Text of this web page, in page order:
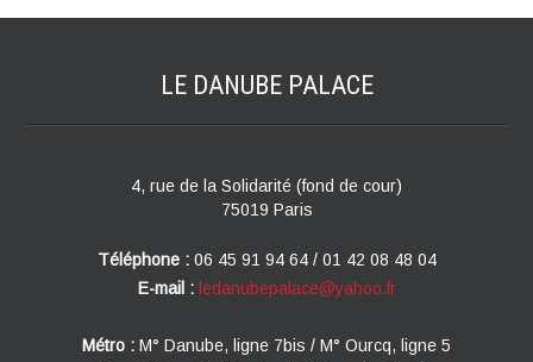
LE DANUBE PALACE
4, rue de la Solidarité (fond de cour)
75019 Paris
Téléphone : 06 45 91 94 64 / 01 42 08 48 04
E-mail : ledanubepalace@yahoo.fr
Métro : M° Danube, ligne 7bis / M° Ourcq, ligne 5